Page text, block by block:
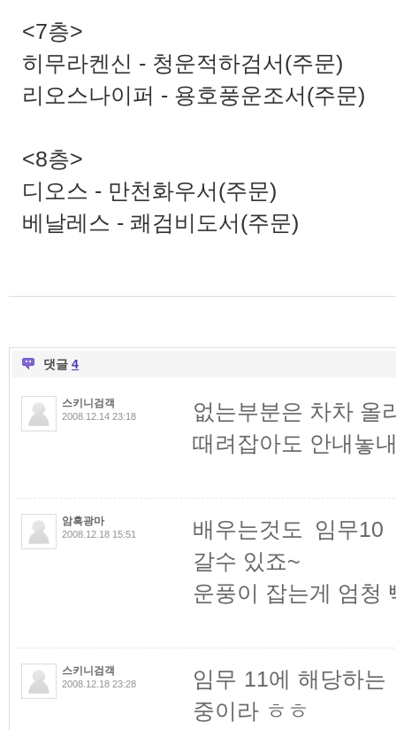
<7층>
히무라켄신 - 청운적하검서(주문)
리오스나이퍼 - 용호풍운조서(주문)
<8층>
디오스 - 만천화우서(주문)
베날레스 - 쾌검비도서(주문)
댓글 4
스키니검객
2008.12.14 23:18
없는부분은 차차 올
때려잡아도 안내놓
암흑광마
2008.12.18 15:51
배우는것도 임무
갈수 있죠~
운풍이 잡는게 엄청
스키니검객
2008.12.18 23:28
임무 11에 해당하
중이라 ㅎㅎ